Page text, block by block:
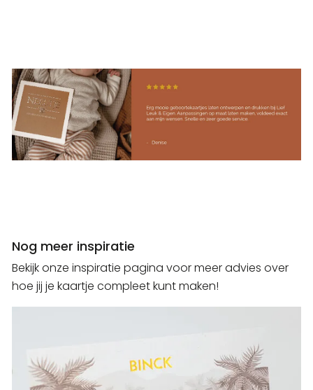
Nog meer inspiratie
Bekijk onze inspiratie pagina voor meer advies over
hoe jij je kaartje compleet kunt maken!